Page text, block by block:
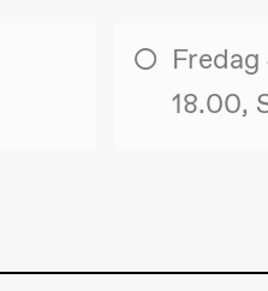
Box teater)
18.00,